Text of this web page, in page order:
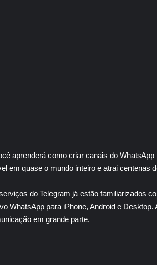
aprenderá como criar canais do
em quase o mundo inteiro e atrai centenas
do Telegram já estão familiarizados
WhatsApp para iPhone, Android e
em grande parte.